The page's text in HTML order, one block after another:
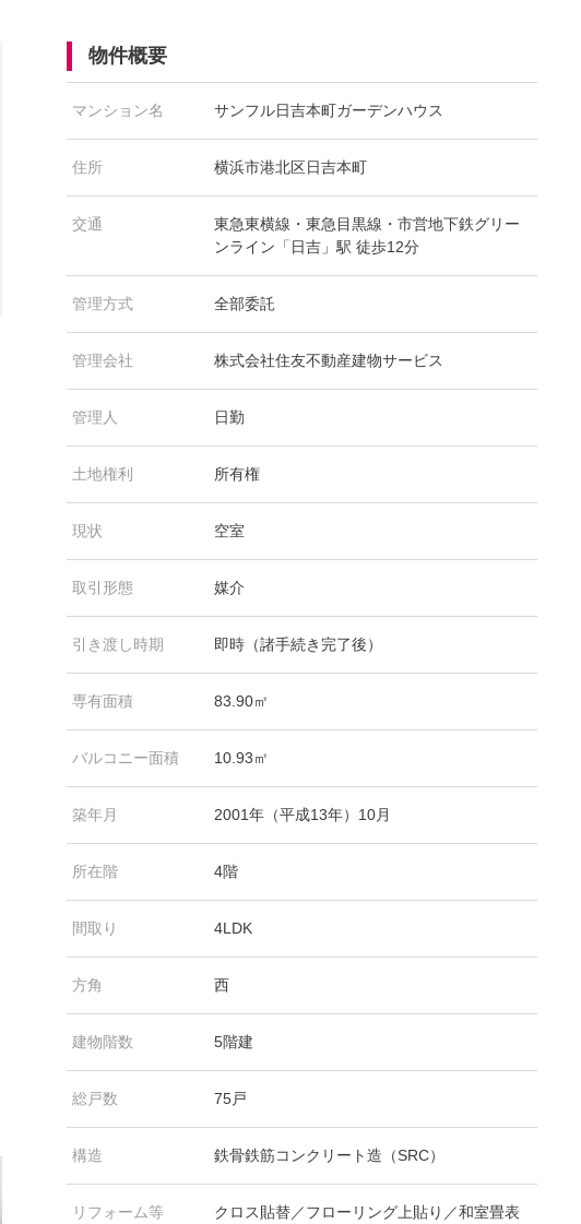
物件概要
マンション名 サンフル日吉本町ガーデンハウス
住所 横浜市港北区日吉本町
交通
東急東横線・東急目黒線・市営地下鉄グリー
ンライン「日吉」駅 徒歩12分
管理方式 全部委託
管理会社 株式会社住友不動産建物サービス
管理人 日勤
土地権利 所有権
現状 空室
取引形態 媒介
引き渡し時期 即時（諸手続き完了後）
専有面積 83.90㎡
バルコニー面積 10.93㎡
築年月 2001年（平成13年）10月
所在階 4階
間取り 4LDK
方角 西
建物階数 5階建
総戸数 75戸
構造 鉄骨鉄筋コンクリート造（SRC）
リフォーム等
クロス貼替／フローリング上貼り／和室畳表